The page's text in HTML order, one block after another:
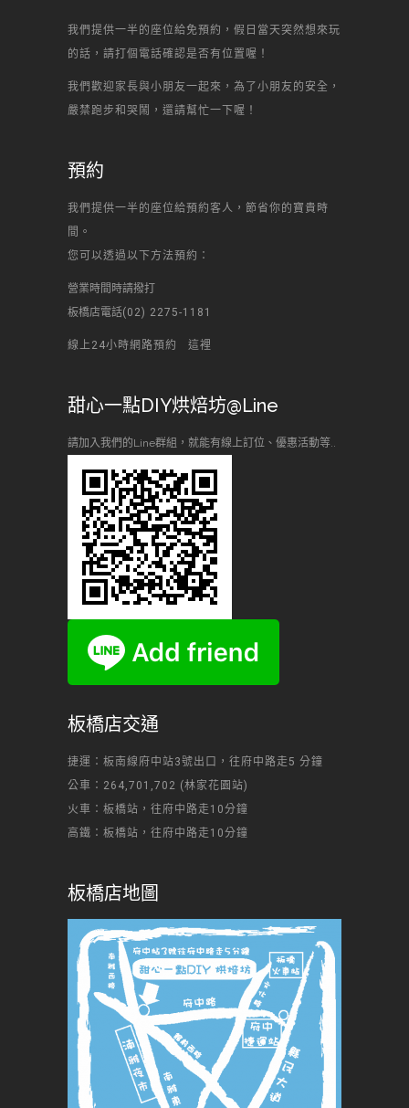
我們提供一半的座位給免預約，假日當天突然想來玩
的話，請打個電話確認是否有位置喔！
我們歡迎家長與小朋友一起來，為了小朋友的安全，
嚴禁跑步和哭鬧，還請幫忙一下喔！
預約
我們提供一半的座位給預約客人，節省你的寶貴時
間。
您可以透過以下方法預約：
營業時間時請撥打
板橋店電話(02) 2275-1181
線上24小時網路預約 這裡
甜心一點DIY烘焙坊@Line
請加入我們的Line群組，就能有線上訂位、優惠活動等..
板橋店交通
捷運：板南線府中站3號出口，往府中路走5 分鐘
公車：264,701,702 (林家花園站)
火車：板橋站，往府中路走10分鐘
高鐵：板橋站，往府中路走10分鐘
板橋店地圖